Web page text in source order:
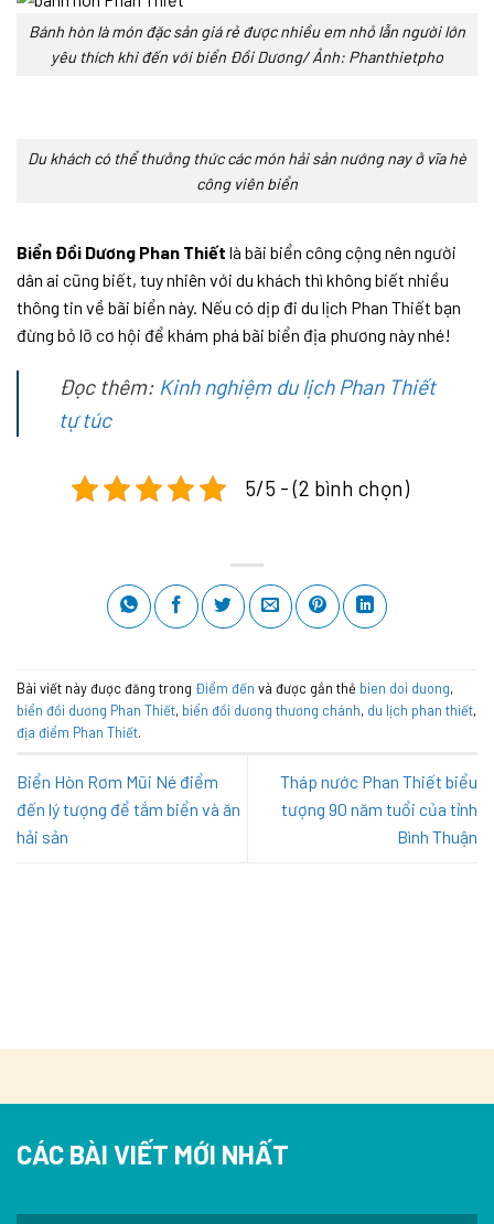
Bánh hòn là món đặc sản giá rẻ được nhiều em nhỏ lẫn người lớn
yêu thích khi đến với biển Đồi Dương/ Ảnh: Phanthietpho
Du khách có thể thưởng thức các món hải sản nướng nay ở vĩa hè
công viên biển
Biển Đồi Dương Phan Thiết là bãi biển công cộng nên người
dân ai cũng biết, tuy nhiên với du khách thì không biết nhiều
thông tin về bãi biển này. Nếu có dịp đi du lịch Phan Thiết bạn
đừng bỏ lỡ cơ hội để khám phá bãi biển địa phương này nhé!
Đọc thêm: Kinh nghiệm du lịch Phan Thiết
tự túc
5/5 - (2 bình chọn)
Bài viết này được đăng trong Điểm đến và được gắn thẻ bien doi duong,
biển đồi dương Phan Thiết, biển đồi dương thương chánh, du lịch phan thiết,
địa điểm Phan Thiết.
Biển Hòn Rơm Mũi Né điểm
đến lý tượng để tắm biển và ăn
hải sản
Tháp nước Phan Thiết biểu
tượng 90 năm tuổi của tỉnh
Bình Thuận
CÁC BÀI VIẾT MỚI NHẤT